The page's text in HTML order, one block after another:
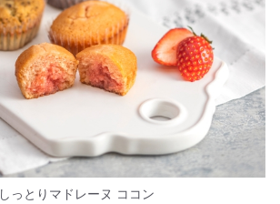
しっとりマドレーヌ ココン